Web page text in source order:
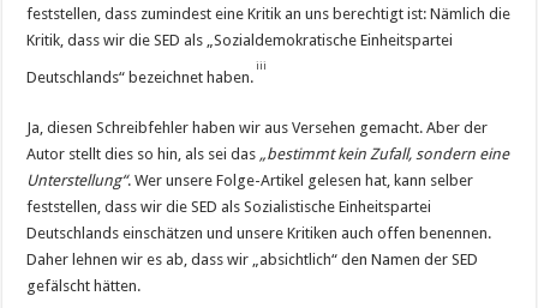
feststellen, dass zumindest eine Kritik an uns berechtigt ist: Nämlich die
Kritik, dass wir die SED als „Sozialdemokratische Einheitspartei
Deutschlands“ bezeichnet haben.
iii
Ja, diesen Schreibfehler haben wir aus Versehen gemacht. Aber der
Autor stellt dies so hin, als sei das „bestimmt kein Zufall, sondern eine
Unterstellung“. Wer unsere Folge-Artikel gelesen hat, kann selber
feststellen, dass wir die SED als Sozialistische Einheitspartei
Deutschlands einschätzen und unsere Kritiken auch offen benennen.
Daher lehnen wir es ab, dass wir „absichtlich“ den Namen der SED
gefälscht hätten.